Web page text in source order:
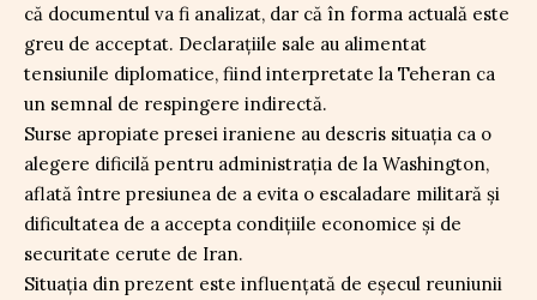
că documentul va fi analizat, dar că în forma actuală este
greu de acceptat. Declarațiile sale au alimentat
tensiunile diplomatice, fiind interpretate la Teheran ca
un semnal de respingere indirectă.
Surse apropiate presei iraniene au descris situația ca o
alegere dificilă pentru administrația de la Washington,
aflată între presiunea de a evita o escaladare militară și
dificultatea de a accepta condițiile economice și de
securitate cerute de Iran.
Situația din prezent este influențată de eșecul reuniunii